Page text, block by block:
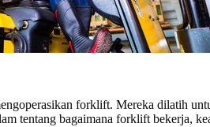
forklift. Mereka dilatih
tentang bagaimana forklift bekerja,